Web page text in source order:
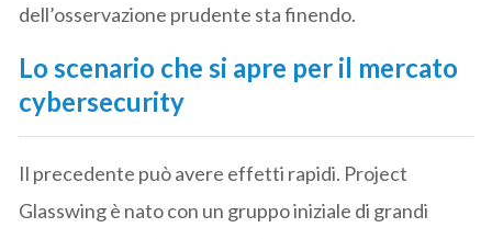
dell’osservazione prudente sta finendo.
Lo scenario che si apre per il mercato
cybersecurity
Il precedente può avere effetti rapidi. Project
Glasswing è nato con un gruppo iniziale di grandi